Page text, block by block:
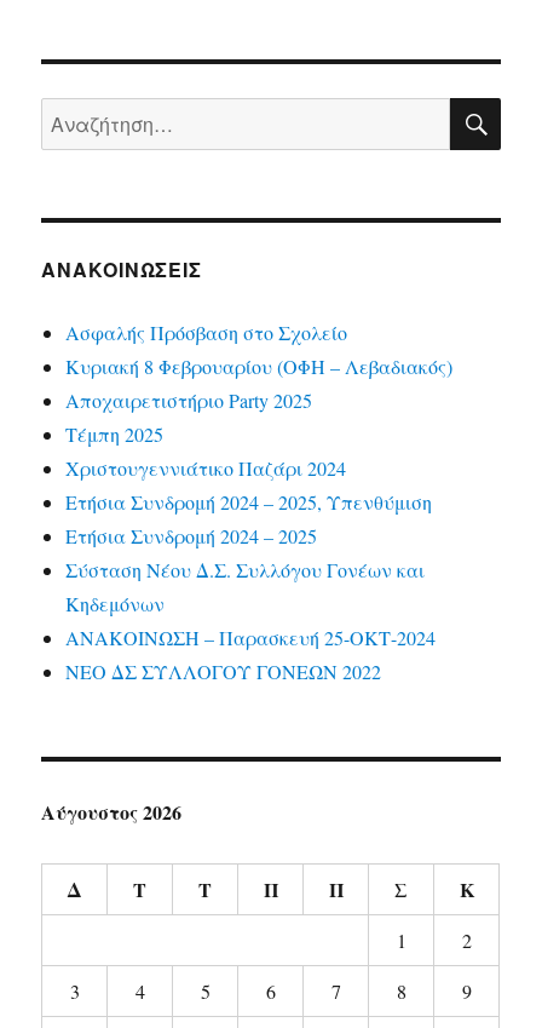
ΝΗ
ΣΕΛΊ
Αναζήτηση
για:
ΑΝΑΚΟΙΝΏΣΕΙΣ
Ασφαλής Πρόσβαση στο Σχολείο
Κυριακή 8 Φεβρουαρίου (ΟΦΗ – Λεβαδιακός)
Αποχαιρετιστήριο Party 2025
Τέμπη 2025
Χριστουγεννιάτικο Παζάρι 2024
Ετήσια Συνδρομή 2024 – 2025, Υπενθύμιση
Ετήσια Συνδρομή 2024 – 2025
Σύσταση Νέου Δ.Σ. Συλλόγου Γονέων και
Κηδεμόνων
ΑΝΑΚΟΙΝΩΣΗ – Παρασκευή 25-ΟΚΤ-2024
ΝΕΟ ΔΣ ΣΥΛΛΟΓΟΥ ΓΟΝΕΩΝ 2022
Αύγουστος 2026
Δ Τ Τ Π Π Σ Κ
1
2
3
4 5 6 7 8
9